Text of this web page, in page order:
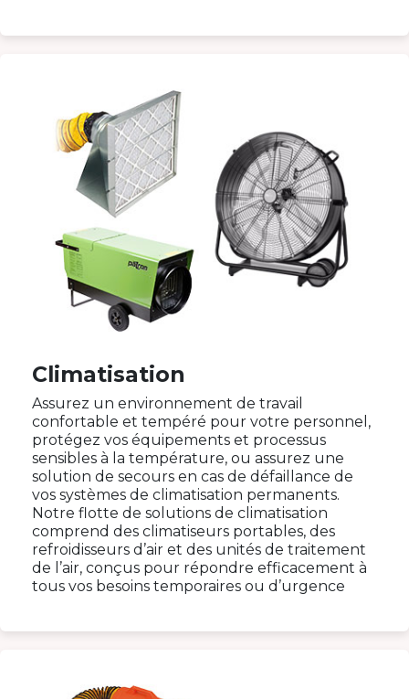
Climatisation
Assurez un environnement de travail
confortable et tempéré pour votre personnel,
protégez vos équipements et processus
sensibles à la température, ou assurez une
solution de secours en cas de défaillance de
vos systèmes de climatisation permanents.
Notre flotte de solutions de climatisation
comprend des climatiseurs portables, des
refroidisseurs d’air et des unités de traitement
de l’air, conçus pour répondre efficacement à
tous vos besoins temporaires ou d’urgence